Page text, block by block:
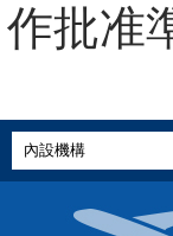
作批准